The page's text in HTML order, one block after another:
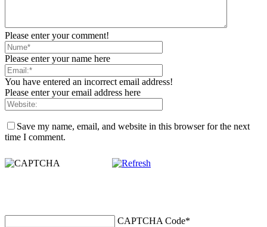
Please enter your comment!
Please enter your name here
You have entered an incorrect email address!
Please enter your email address here
Save my name, email, and website in this browser for the next
time I comment.
CAPTCHA Code*